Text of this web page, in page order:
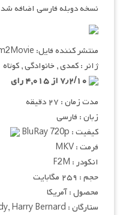
نسخه دوبله فارسی اضافه شد
منتشر کننده فایل: Film2Movie
ژانر : کمدی , خانوادگی , کوتاه
مدت زمان : ۲۷ دقیقه
زبان : فارسی
کیفیت : BluRay 720p
فرمت : MKV
انکودر : F2M
حجم : ۲۵۹ مگابایت
محصول : آمریکا
ستارگان : Stan Laurel, Oliver Hardy, Harry Bernard